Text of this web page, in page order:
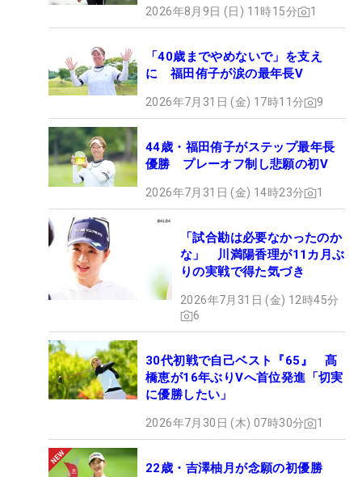
2026年8月9日 (日) 11時15分 1
「40歳までやめないで」を支え
に 福田侑子が涙の最年長V
2026年7月31日 (金) 17時11分 9
44歳・福田侑子がステップ最年長
優勝 プレーオフ制し悲願の初V
2026年7月31日 (金) 14時23分 1
「試合勘は必要なかったのか
な」 川満陽香理が11カ月ぶ
りの実戦で得た気づき
2026年7月31日 (金) 12時45分
6
30代初戦で自己ベスト『65』 髙
橋恵が16年ぶりVへ首位発進「切実
に優勝したい」
2026年7月30日 (木) 07時30分 1
22歳・吉澤柚月が念願の初優勝